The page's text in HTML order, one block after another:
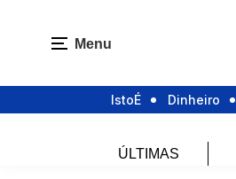
Menu
IstoÉ Dinheiro
ÚLTIMAS